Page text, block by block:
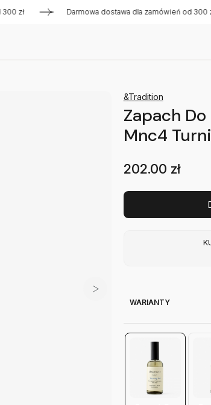
zł Darmowa dostawa dla zamówień od 300 zł
&Tradition
Zapach
Mnc4
202.00 zł
WARIANTY